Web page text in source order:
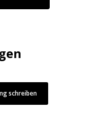
schreiben